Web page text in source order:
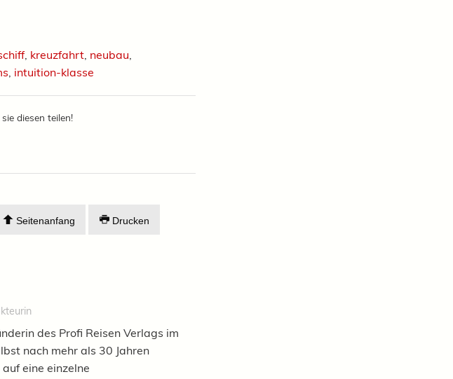
, kreuzfahrt, neubau,
, intuition-klasse
diesen teilen!
Seitenanfang Drucken
des Profi Reisen Verlags im
nach mehr als 30 Jahren
eine einzelne